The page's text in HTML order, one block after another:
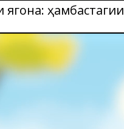
ягона: